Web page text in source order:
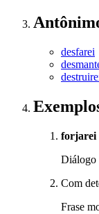
desfarei
forjarei
Diálogo
Com
Frase